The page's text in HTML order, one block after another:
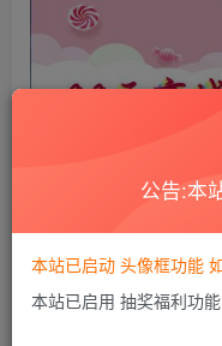
公告:本
本站已启动 头像框功能
本站已启用 抽奖福利功